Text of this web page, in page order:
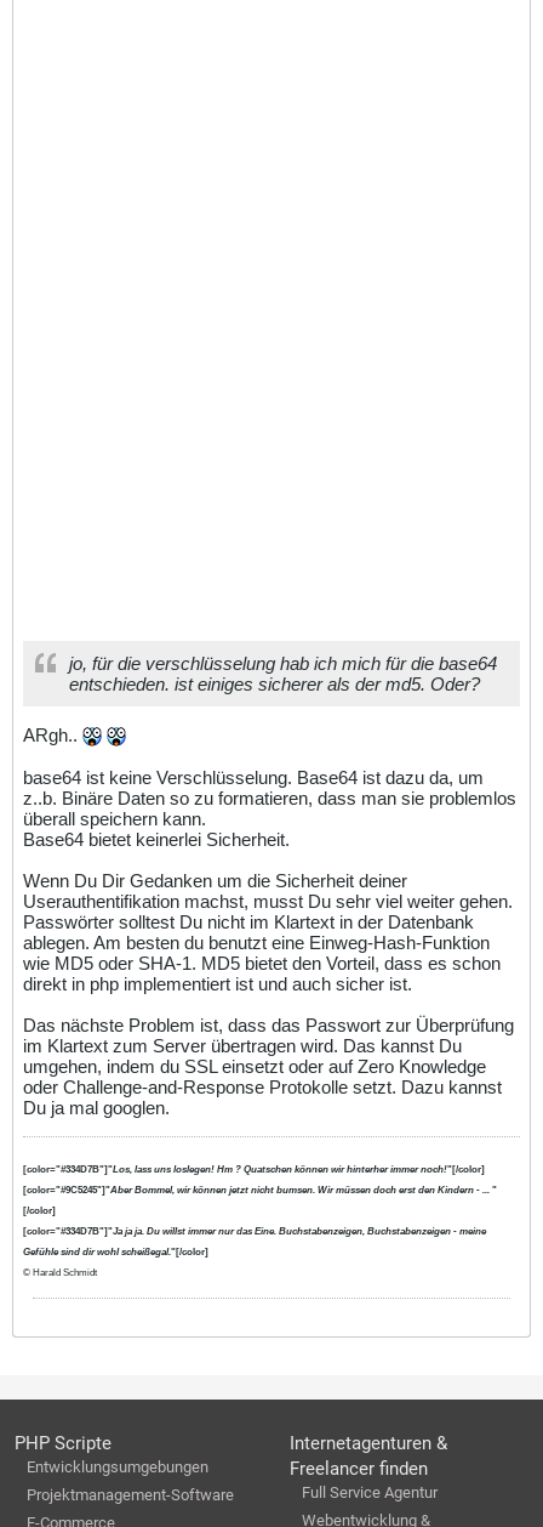
jo, für die verschlüsselung hab ich mich für die base64
entschieden. ist einiges sicherer als der md5. Oder?
ARgh..
base64 ist keine Verschlüsselung. Base64 ist dazu da, um
z..b. Binäre Daten so zu formatieren, dass man sie problemlos
überall speichern kann.
Base64 bietet keinerlei Sicherheit.
Wenn Du Dir Gedanken um die Sicherheit deiner
Userauthentifikation machst, musst Du sehr viel weiter gehen.
Passwörter solltest Du nicht im Klartext in der Datenbank
ablegen. Am besten du benutzt eine Einweg-Hash-Funktion
wie MD5 oder SHA-1. MD5 bietet den Vorteil, dass es schon
direkt in php implementiert ist und auch sicher ist.
Das nächste Problem ist, dass das Passwort zur Überprüfung
im Klartext zum Server übertragen wird. Das kannst Du
umgehen, indem du SSL einsetzt oder auf Zero Knowledge
oder Challenge-and-Response Protokolle setzt. Dazu kannst
Du ja mal googlen.
[color="#334D7B"]"Los, lass uns loslegen! Hm ? Quatschen können wir hinterher immer noch!"[/color]
[color="#9C5245"]"Aber Bommel, wir können jetzt nicht bumsen. Wir müssen doch erst den Kindern - ... "
[/color]
[color="#334D7B"]"Ja ja ja. Du willst immer nur das Eine. Buchstabenzeigen, Buchstabenzeigen - meine
Gefühle sind dir wohl scheißegal."[/color]
© Harald Schmidt
PHP Scripte
Entwicklungsumgebungen
Projektmanagement-Software
E-Commerce
Internetagenturen &
Freelancer finden
Full Service Agentur
Webentwicklung &